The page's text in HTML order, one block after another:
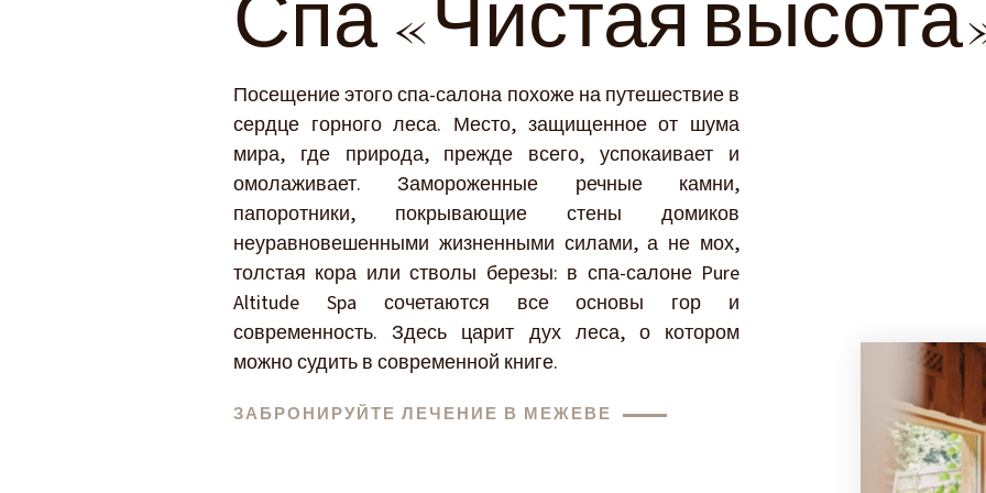
Спа «Чистая
Посещение этого спа-салона похоже на путешествие в
сердце горного леса. Место, защищенное от шума
мира, где природа, прежде всего, успокаивает и
омолаживает. Замороженные речные камни,
папоротники, покрывающие стены домиков
неуравновешенными жизненными силами, а не мох,
толстая кора или стволы березы: в спа-салоне Pure
Altitude Spa сочетаются все основы гор и
современность. Здесь царит дух леса, о котором
можно судить в современной книге.
ЗАБРОНИРУЙТЕ ЛЕЧЕНИЕ В МЕЖЕВЕ